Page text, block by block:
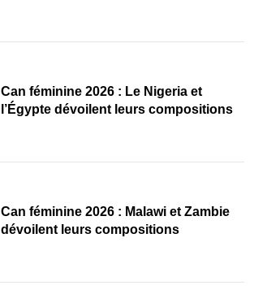
‎Can féminine 2026 : Le Nigeria et
l’Égypte dévoilent leurs compositions
‎Can féminine 2026 : Malawi et Zambie
dévoilent leurs compositions